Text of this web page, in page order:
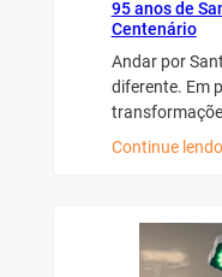
95 anos de
Centenário
Andar por
diferente. Em
Continue